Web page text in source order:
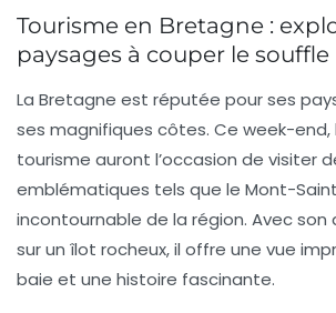
Tourisme en Bretagne :
paysages à couper le souffle
La Bretagne est réputée pour ses
ses magnifiques côtes. Ce week-
tourisme auront l’occasion de visiter
emblématiques tels que le Mont-
incontournable de la région. Avec
sur un îlot rocheux, il offre une vue
baie et une histoire fascinante.